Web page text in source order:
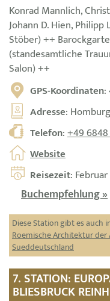
Konrad Mannlich,
Johann D. Hien, Philipp
Stöber) ++
(standesamtliche
Salon) ++
GPS-Koordinaten:
Adresse:
Telefon:+49
Website
Reisezeit:
Buchempfehlung »
Diese Station gibt es auch
Roemische Architektur der
Sueddeutschland
7. STATION:
BLIESBRUCK